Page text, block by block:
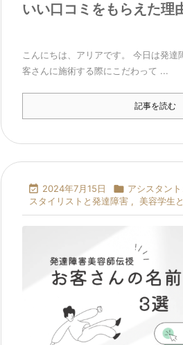
いい口コミをもらえた理
こんにちは、アリアです。 今日は発達
客さんに施術する際にこだわって ...
記事を読む
 2024年7月15日  アシスタン
スタイリストと発達障害 , 美容学生